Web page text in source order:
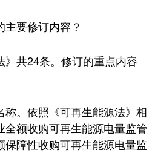
要修订内容？
》共24条。修订的重点内容
称。依照《可再生能源法》相
额收购可再生能源电量监管
障性收购可再生能源电量监